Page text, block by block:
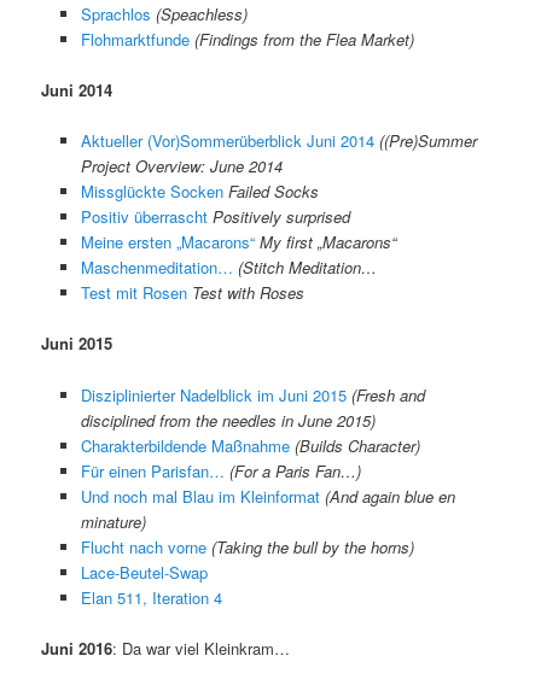
Sprachlos (Speachless)
Flohmarktfunde (Findings from the Flea Market)
Juni 2014
Aktueller (Vor)Sommerüberblick Juni 2014 ((Pre)Summer
Project Overview: June 2014
Missglückte Socken Failed Socks
Positiv überrascht Positively surprised
Meine ersten „Macarons“ My first „Macarons“
Maschenmeditation… (Stitch Meditation…
Test mit Rosen Test with Roses
Juni 2015
Disziplinierter Nadelblick im Juni 2015 (Fresh and
disciplined from the needles in June 2015)
Charakterbildende Maßnahme (Builds Character)
Für einen Parisfan… (For a Paris Fan…)
Und noch mal Blau im Kleinformat (And again blue en
minature)
Flucht nach vorne (Taking the bull by the horns)
Lace-Beutel-Swap
Elan 511, Iteration 4
Juni 2016: Da war viel Kleinkram…